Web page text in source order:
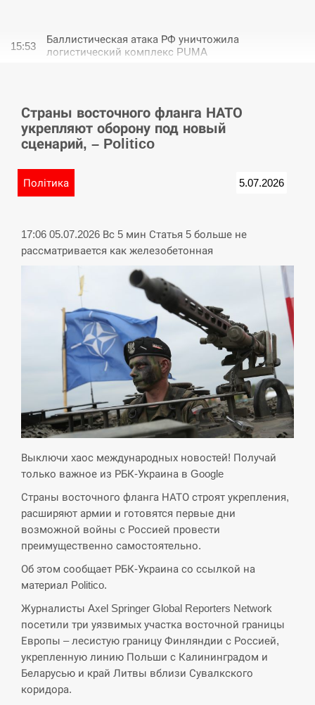
15:53
Баллистическая атака РФ уничтожила
логистический комплекс PUMA
15:40
У Німеччині удар блискавки розділив навпіл
місто в Баварії
Пытки военнообязанного на Закарпатье:
Іспанія попросила партнерів не критикувати
Марокко через міграційну кризу –…
СЕРПЕНЬ
РФ провела новий раунд таємних зустрічей з
Європою щодо війни…
СЕРПЕНЬ
Экс-послу в США Стефанишиной вручили новое
У Росії розгортається ракетний підрозділ КНДР –
Reuters
СЕРПЕНЬ
14:23
хотя у партнеров они…
СЕРПЕНЬ
У Румунії затоплять чотири баржі для
збільшення потоку води до…
Страны восточного фланга НАТО
укрепляют оборону под новый
сценарий, – Politico
Політика 5.07.2026
17:06 05.07.2026 Вс 5 мин Статья 5 больше не
рассматривается как железобетонная
Выключи хаос международных новостей! Получай
только важное из РБК-Украина в Google
Страны восточного фланга НАТО строят укрепления,
расширяют армии и готовятся первые дни
возможной войны с Россией провести
преимущественно самостоятельно.
Об этом сообщает РБК-Украина со ссылкой на
материал Politico.
Журналисты Axel Springer Global Reporters Network
посетили три уязвимых участка восточной границы
Европы – лесистую границу Финляндии с Россией,
укрепленную линию Польши с Калининградом и
Беларусью и край Литвы вблизи Сувалкского
коридора.